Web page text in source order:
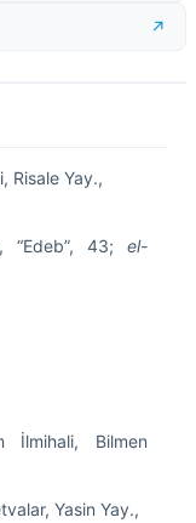
Risale Yay.,
“Edeb”, 43; el-
İlmihali, Bilmen
Yasin Yay.,